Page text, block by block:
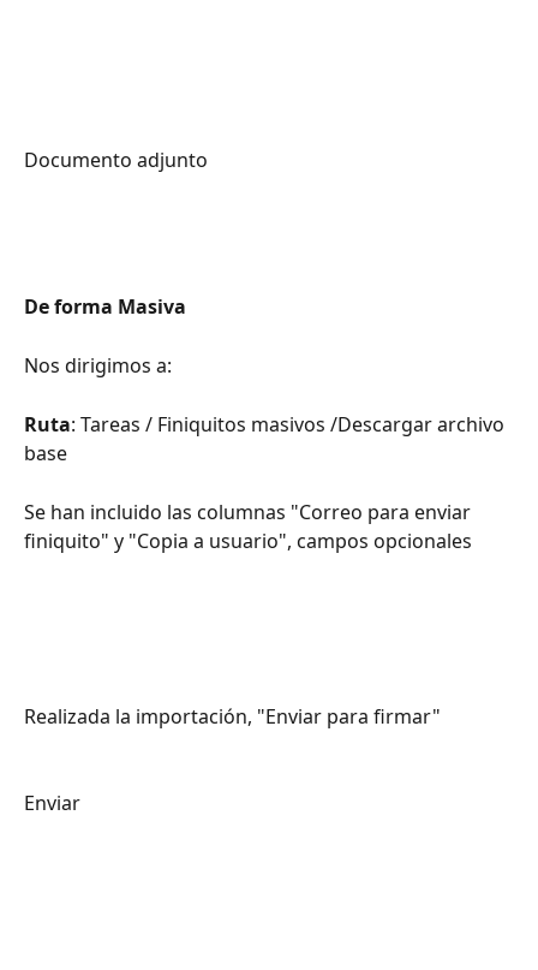
Documento adjunto
De forma Masiva
Nos dirigimos a:
Ruta: Tareas / Finiquitos masivos /Descargar archivo
base
Se han incluido las columnas "Correo para enviar
finiquito" y "Copia a usuario", campos opcionales
Realizada la importación, "Enviar para firmar"
Enviar